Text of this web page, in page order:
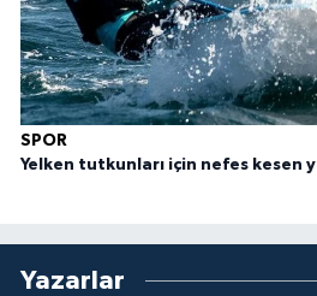
SPOR
Yelken tutkunları için nefes kesen
Yazarlar